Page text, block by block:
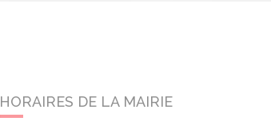
HORAIRES DE LA MAIRIE